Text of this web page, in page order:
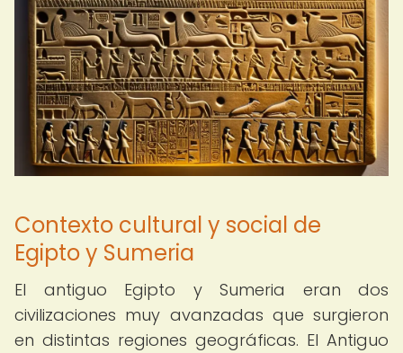
Contexto cultural y social de
Egipto y Sumeria
El antiguo Egipto y Sumeria eran dos
civilizaciones muy avanzadas que surgieron
en distintas regiones geográficas. El Antiguo